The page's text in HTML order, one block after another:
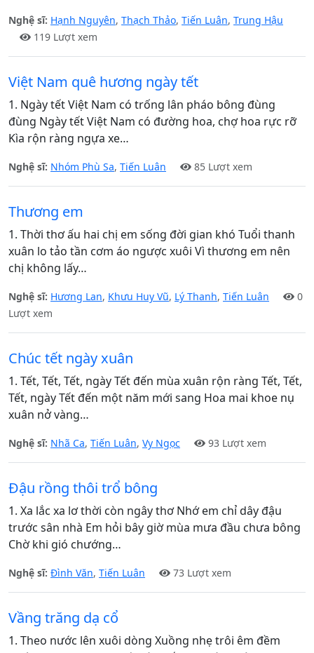
Nghệ sĩ: Hạnh Nguyên, Thạch Thảo, Tiến Luân, Trung Hậu
119 Lượt xem
Việt Nam quê hương ngày tết
1. Ngày tết Việt Nam có trống lân pháo bông đùng
đùng Ngày tết Việt Nam có đường hoa, chợ hoa rực rỡ
Kìa rộn ràng ngựa xe…
Nghệ sĩ: Nhóm Phù Sa, Tiến Luân 85 Lượt xem
Thương em
1. Thời thơ ấu hai chị em sống đời gian khó Tuổi thanh
xuân lo tảo tần cơm áo ngược xuôi Vì thương em nên
chị không lấy…
Nghệ sĩ: Hương Lan, Khưu Huy Vũ, Lý Thanh, Tiến Luân
0
Lượt xem
Chúc tết ngày xuân
1. Tết, Tết, Tết, ngày Tết đến mùa xuân rộn ràng Tết, Tết,
Tết, ngày Tết đến một năm mới sang Hoa mai khoe nụ
xuân nở vàng…
Nghệ sĩ: Nhã Ca, Tiến Luân, Vy Ngọc 93 Lượt xem
Đậu rồng thôi trổ bông
1. Xa lắc xa lơ thời còn ngây thơ Nhớ em chỉ dây đậu
trước sân nhà Em hỏi bây giờ mùa mưa đầu chưa bông
Chờ khi gió chướng…
Nghệ sĩ: Đình Văn, Tiến Luân 73 Lượt xem
Vầng trăng dạ cổ
1. Theo nước lên xuôi dòng Xuồng nhẹ trôi êm đềm